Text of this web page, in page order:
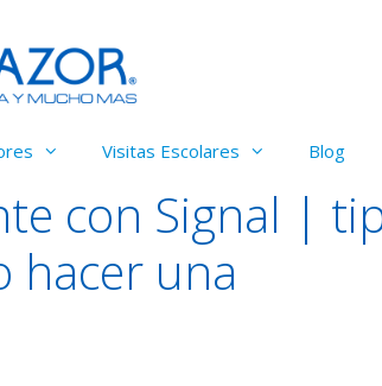
Visitas Escolares Blog
con Signal |
hacer una